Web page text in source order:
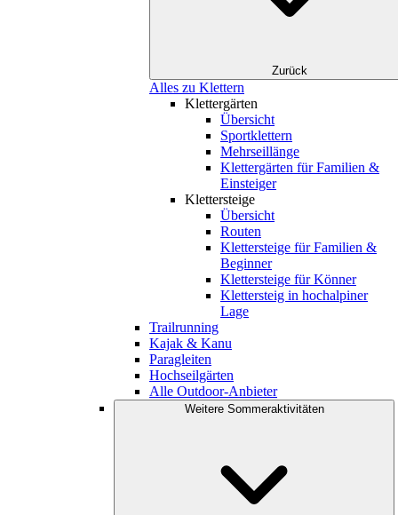
Zurück
Alles zu Klettern
Klettergärten
Übersicht
Sportklettern
Mehrseillänge
Klettergärten für Familien &
Einsteiger
Klettersteige
Übersicht
Routen
Klettersteige für Familien &
Beginner
Klettersteige für Könner
Klettersteig in hochalpiner
Lage
Trailrunning
Kajak & Kanu
Paragleiten
Hochseilgärten
Alle Outdoor-Anbieter
Weitere Sommeraktivitäten